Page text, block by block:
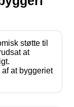
støtte til
at
at byggeriet